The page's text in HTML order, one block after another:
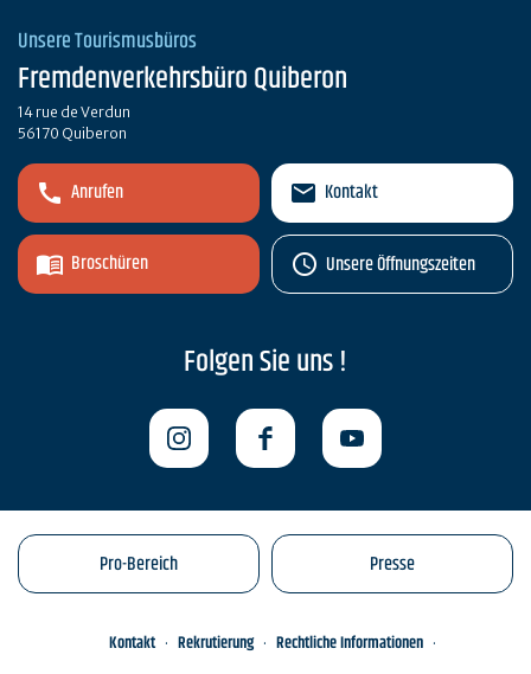
Unsere Tourismusbüros
Fremdenverkehrsbüro Quiberon
14 rue de Verdun
56170 Quiberon
Anrufen
Broschüren
Kontakt
Unsere Öffnungszeiten
Folgen Sie uns !
Pro-Bereich Presse
Kontakt Rekrutierung Rechtliche Informationen